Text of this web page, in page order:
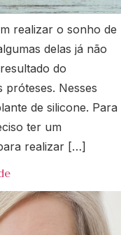
realizar o sonho de
delas já não
do
próteses. Nesses
de silicone. Para
ter um
realizar […]